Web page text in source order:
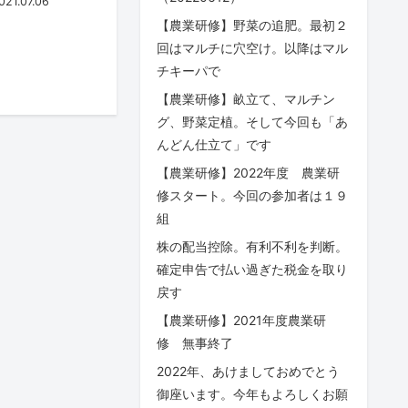
【農業研修】野菜の追肥。最初２
回はマルチに穴空け。以降はマル
チキーパで
【農業研修】畝立て、マルチン
グ、野菜定植。そして今回も「あ
んどん仕立て」です
【農業研修】2022年度 農業研
修スタート。今回の参加者は１９
組
株の配当控除。有利不利を判断。
確定申告で払い過ぎた税金を取り
戻す
【農業研修】2021年度農業研
修 無事終了
2022年、あけましておめでとう
御座います。今年もよろしくお願